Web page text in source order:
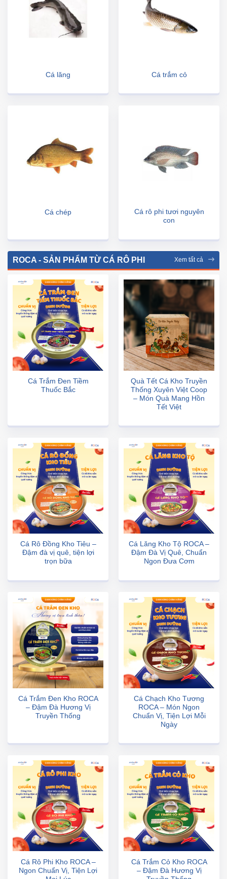
Cá lăng Cá trắm cỏ
Cá chép
Cá rô phi tươi nguyên
con
ROCA - SẢN PHẨM TỪ CÁ RÔ PHI Xem tất cả
Cá Trắm Đen Tiềm
Thuốc Bắc
Quà Tết Cá Kho Truyền
Thống Xuyên Việt Coop
– Món Quà Mang Hồn
Tết Việt
Cá Rô Đồng Kho Tiêu –
Đậm đà vị quê, tiện lợi
trọn bữa
Cá Lăng Kho Tộ ROCA –
Đậm Đà Vị Quê, Chuẩn
Ngon Đưa Cơm
Cá Trắm Đen Kho ROCA
– Đậm Đà Hương Vị
Truyền Thống
Cá Chạch Kho Tương
ROCA – Món Ngon
Chuẩn Vị, Tiện Lợi Mỗi
Ngày
Cá Rô Phi Kho ROCA –
Ngon Chuẩn Vị, Tiện Lợi
Cá Trắm Cỏ Kho ROCA
– Đậm Đà Hương Vị